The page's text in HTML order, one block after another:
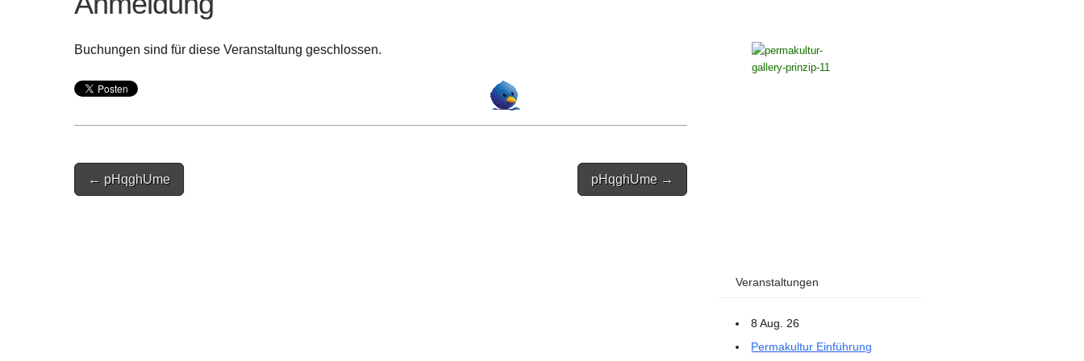
Buchungen sind für diese Veranstaltung geschlossen.
Post
navigation
← pHqghUme pHqghUme →
Veranstaltungen
8 Aug. 26
Permakultur Einführung